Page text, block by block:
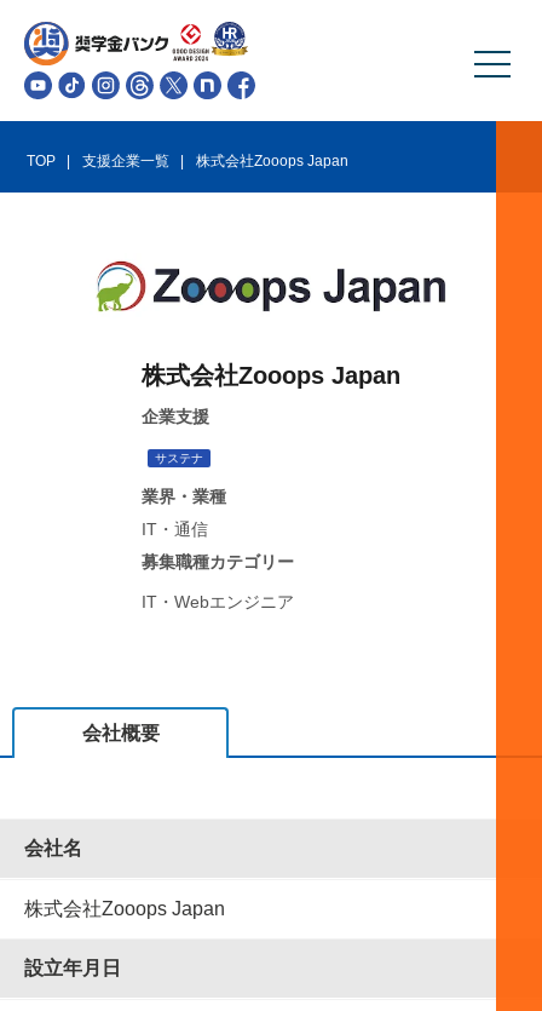
TOP 支援企業一覧 株式会社Zooops Japan
株式会社Zooops Japan
企業支援
サステナ
業界・業種
IT・通信
募集職種カテゴリー
IT・Webエンジニア
会社概要
会社名
株式会社Zooops Japan
設⽴年⽉⽇